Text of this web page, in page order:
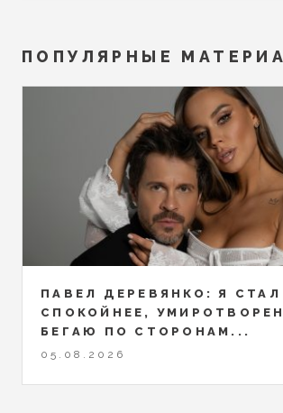
ПОПУЛЯРНЫЕ
ПАВЕЛ ДЕРЕВЯНКО: Я СТАЛ
СПОКОЙНЕЕ,
БЕГАЮ ПО СТОРОНАМ...
05.08.2026